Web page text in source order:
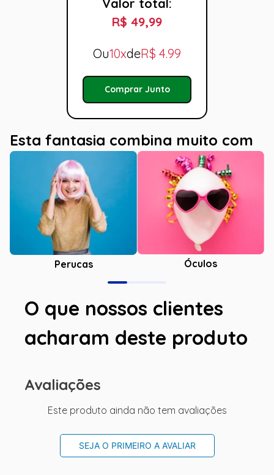
Valor total:
R$ 49,99
Ou10xdeR$ 4.99
Comprar Junto
Esta fantasia combina muito com
Perucas Óculos
O que nossos clientes
acharam deste produto
Avaliações
Este produto ainda não tem avaliações
SEJA O PRIMEIRO A AVALIAR